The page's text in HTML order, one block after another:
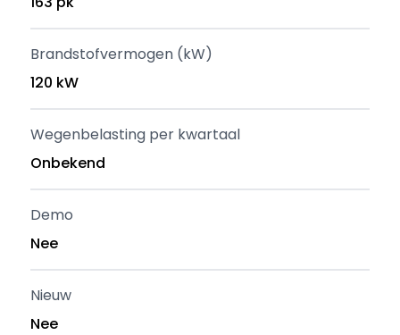
Brandstofvermogen (kW)
120 kW
Wegenbelasting per kwartaal
Onbekend
Demo
Nee
Nieuw
Nee